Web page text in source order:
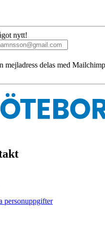
nytt!
mejladress delas med
personuppgifter